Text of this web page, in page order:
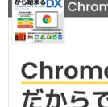
Gmail
Google Meet